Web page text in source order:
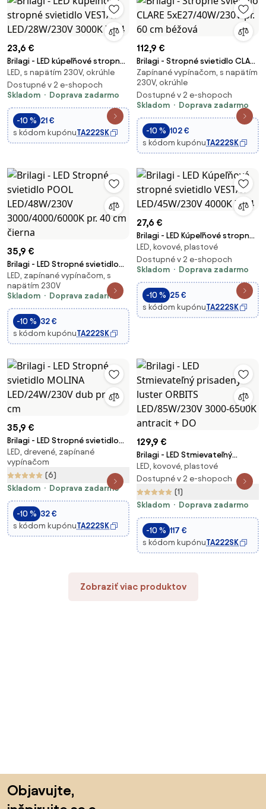
23,6 €
Brilagi - LED kúpeľňové stropné
svietidlo VESTAS LED/28W/230V
3000K IP54
LED, s napätím 230V, okrúhle
Dostupné v 2 e-shopoch
Skladom
Doprava zadarmo
-10 % 21 €
s kódom kupónuTA222SK
112,9 €
Brilagi - Stropné svietidlo CLARE
5xE27/40W/230V pr. 60 cm
béžová
Zapínané vypínačom, s napätím
230V, okrúhle
Dostupné v 2 e-shopoch
Skladom
Doprava zadarmo
-10 % 102 €
s kódom kupónuTA222SK
35,9 €
Brilagi - LED Stropné svietidlo
POOL LED/48W/230V
3000/4000/6000K pr. 40 cm
čierna
LED, zapínané vypínačom, s
napätím 230V
Skladom
Doprava zadarmo
-10 % 32 €
s kódom kupónuTA222SK
27,6 €
Brilagi - LED Kúpeľňové stropné
svietidlo VESTAS LED/45W/230V
4000K IP54
LED, kovové, plastové
Dostupné v 2 e-shopoch
Skladom
Doprava zadarmo
-10 % 25 €
s kódom kupónuTA222SK
35,9 €
Brilagi - LED Stropné svietidlo
MOLINA LED/24W/230V dub pr.
29 cm
LED, drevené, zapínané
vypínačom
(6)
Skladom
Doprava zadarmo
-10 % 32 €
s kódom kupónuTA222SK
129,9 €
Brilagi - LED Stmievateľný
prisadený luster ORBITS
LED/85W/230V 3000-6500K
antracit + DO
LED, kovové, plastové
Dostupné v 2 e-shopoch
(1)
Skladom
Doprava zadarmo
-10 % 117 €
s kódom kupónuTA222SK
Zobraziť viac produktov
Objavujte,